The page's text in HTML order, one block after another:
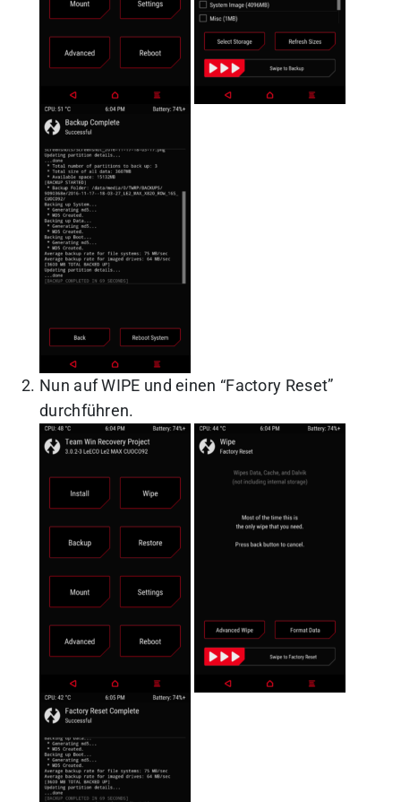
Nun auf WIPE und einen “Factory Reset”
durchführen.